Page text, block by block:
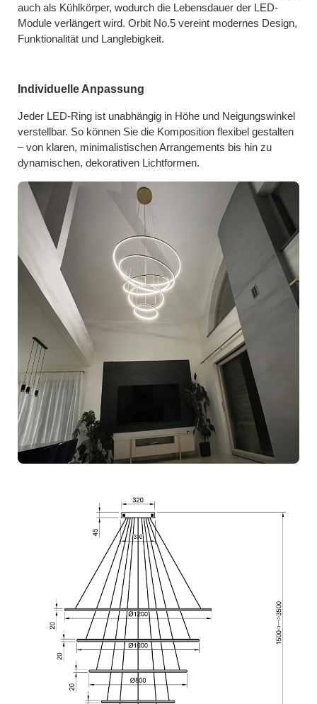
auch als Kühlkörper, wodurch die Lebensdauer der LED-
Module verlängert wird. Orbit No.5 vereint modernes Design,
Funktionalität und Langlebigkeit.
Individuelle Anpassung
Jeder LED-Ring ist unabhängig in Höhe und Neigungswinkel
verstellbar. So können Sie die Komposition flexibel gestalten
– von klaren, minimalistischen Arrangements bis hin zu
dynamischen, dekorativen Lichtformen.